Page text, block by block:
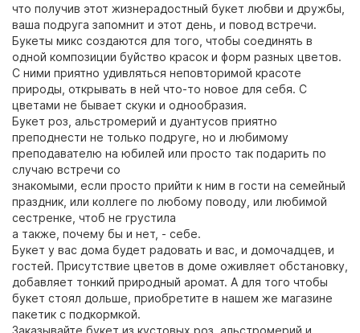
что получив этот жизнерадостный букет любви и дружбы,
ваша подруга запомнит и этот день, и повод встречи.
Букеты микс создаются для того, чтобы соединять в
одной композиции буйство красок и форм разных цветов.
С ними приятно удивляться неповторимой красоте
природы, открывать в ней что-то новое для себя. С
цветами не бывает скуки и однообразия.
Букет роз, альстромерий и дуантусов приятно
преподнести не только подруге, но и любимому
преподавателю на юбилей или просто так подарить по
случаю встречи со
знакомыми, если просто прийти к ним в гости на семейный
праздник, или коллеге по любому поводу, или любимой
сестренке, чтоб не грустила
а также, почему бы и нет, - себе.
Букет у вас дома будет радовать и вас, и домочадцев, и
гостей. Присутствие цветов в доме оживляет обстановку,
добавляет тонкий природный аромат. А для того чтобы
букет стоял дольше, приобретите в нашем же магазине
пакетик с подкормкой.